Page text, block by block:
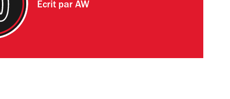
Écrit parAW